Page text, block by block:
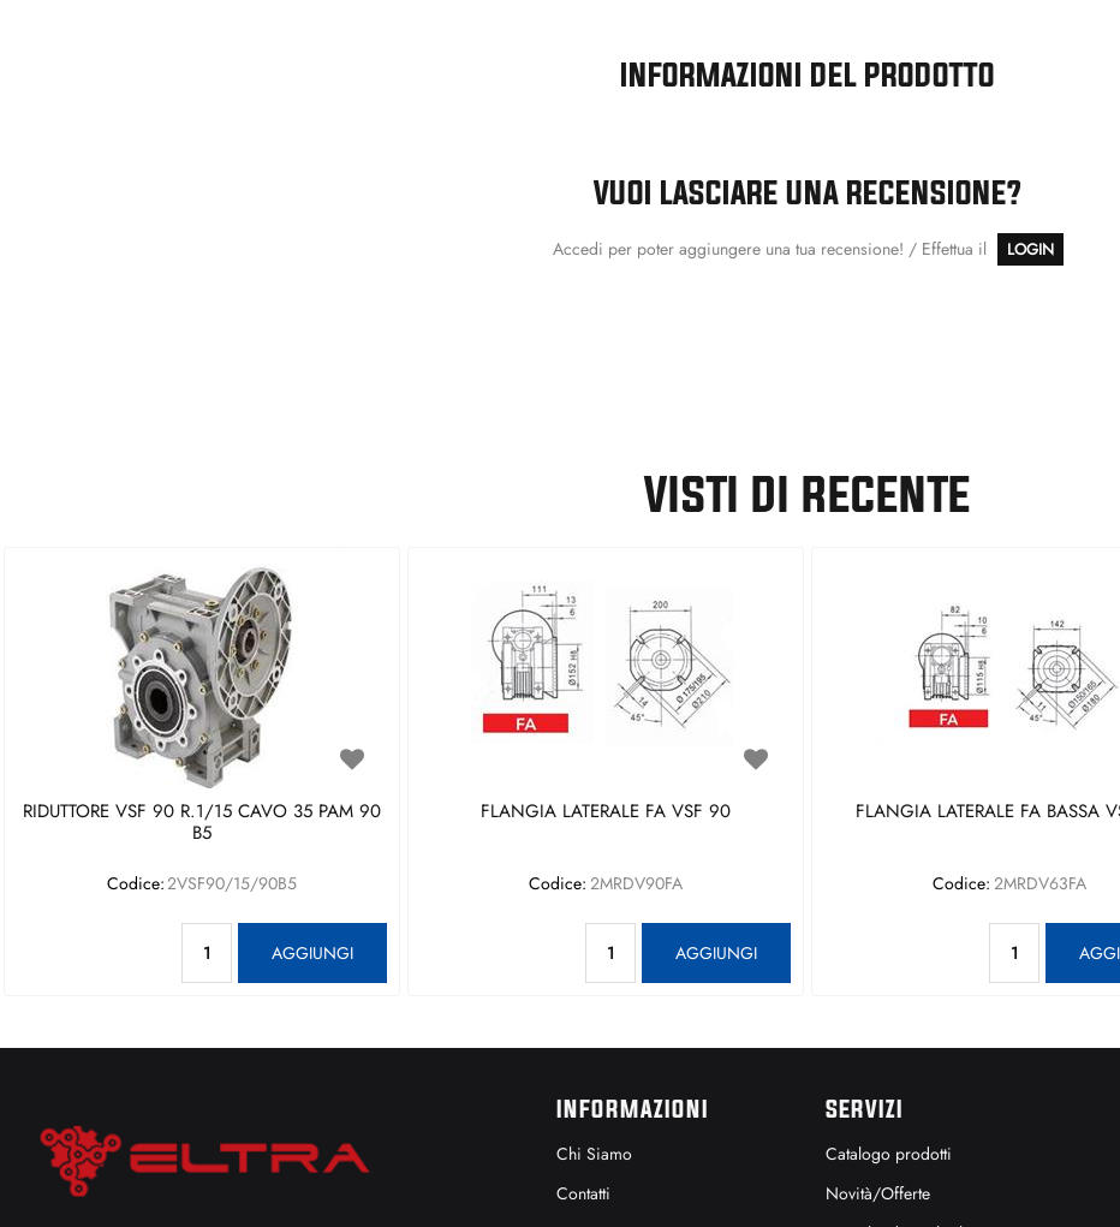
INFORMAZIONI DEL PRODOTTO
VUOI LASCIARE UNA RECENSIONE?
Accedi per poter aggiungere una tua recensione! / Effettua il LOGIN
VISTI DI RECENTE
RIDUTTORE VSF 90 R.1/15 CAVO 35 PAM 90
B5
Codice:2VSF90/15/90B5
AGGIUNGI
FLANGIA LATERALE FA VSF 90
Codice: 2MRDV90FA
AGGIUNGI
FLANGIA LATERALE FA BASSA
Codice: 2MRDV63FA
INFORMAZIONI
Chi Siamo
Contatti
SERVIZI
Catalogo prodotti
Novità/Offerte